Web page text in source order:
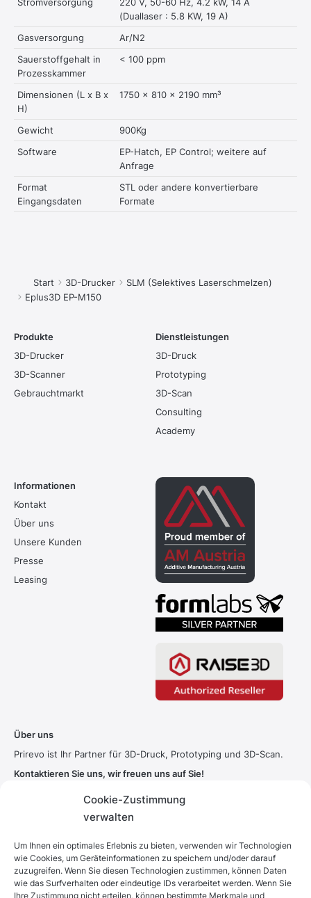
Cookie-Zustimmung
verwalten
Um Ihnen ein optimales Erlebnis zu bieten, verwenden wir Technologien
wie Cookies, um Geräteinformationen zu speichern und/oder darauf
zuzugreifen. Wenn Sie diesen Technologien zustimmen, können Daten
wie das Surfverhalten oder eindeutige IDs verarbeitet werden. Wenn Sie
Ihre Zustimmung nicht erteilen, können bestimmte Merkmale und
(Duallaser : 5.8 KW, 19 A)
Gasversorgung
Ar/N2
Sauerstoffgehalt in
Prozesskammer
< 100 ppm
Dimensionen (L x B x
H)
1750 x 810 x 2190 mm³
Gewicht
900Kg
Software
EP-Hatch, EP Control; weitere auf
Anfrage
Format
Eingangsdaten
STL oder andere konvertierbare
Formate
Sie befinden sich hier:
Start 3D-Drucker
SLM (Selektives Laserschmelzen)
Eplus3D EP-M150
Produkte
3D-Drucker
3D-Scanner
Gebrauchtmarkt
Dienstleistungen
3D-Druck
Prototyping
3D-Scan
Consulting
Academy
Informationen
Kontakt
Über uns
Unsere Kunden
Presse
Leasing
Über uns
Prirevo ist Ihr Partner für 3D-Druck, Prototyping und 3D-Scan.
Kontaktieren Sie uns, wir freuen uns auf Sie!
+43 758 820 601
Hauptstrasse 2
4551 Ried im Traunkreis / Austria